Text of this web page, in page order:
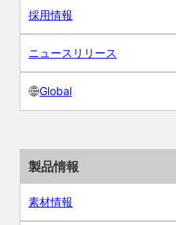
採用情報
ニュースリリース
Global
製品情報
素材情報